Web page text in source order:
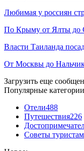
Любимая у россиян
По Крыму от Ялты до
Власти Таиланда
От Москвы до
Загрузить еще
Популярные категории
Отели488
Путешествия226
Советы туристам